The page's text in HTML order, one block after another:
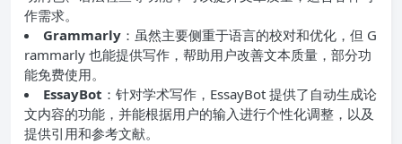
作需求。
Grammarly ：虽然主要侧重于语言的校对和优化，但 G
rammarly 也能提供写作，帮助用户改善文本质量，部分功
能免费使用。
EssayBot ：针对学术写作，EssayBot 提供了自动生成论
文内容的功能，并能根据用户的输入进行个性化调整，以及
提供引用和参考文献。